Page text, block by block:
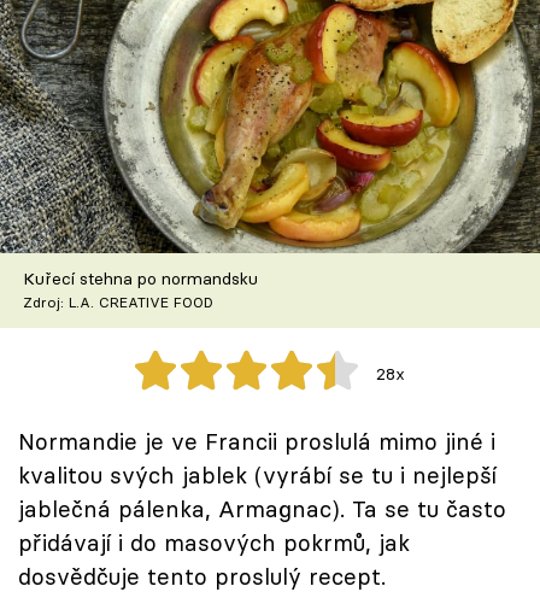
Témata
Recepty
Články
TV Program
Škola vaření
Recepty z TV
Speciál: Cuketa
Těhotnej kuchař
Sledujte prima+
Přihlášení
Kuřecí stehna po normandsku
Zdroj: L.A. CREATIVE FOOD
28x
Normandie je ve Francii proslulá mimo jiné i
kvalitou svých jablek (vyrábí se tu i nejlepší
jablečná pálenka, Armagnac). Ta se tu často
přidávají i do masových pokrmů, jak
dosvědčuje tento proslulý recept.